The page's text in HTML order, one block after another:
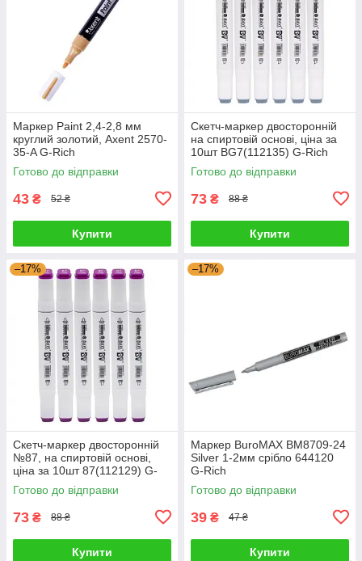
Маркер Paint 2,4-2,8 мм
круглий золотий, Axent 2570-
35-A G-Rich
Готово до відправки
43 ₴ 52 ₴
Купити
Скетч-маркер двосторонній
на спиртовій основі, ціна за
10шт BG7(112135) G-Rich
Готово до відправки
73 ₴ 88 ₴
Купити
–17%
Скетч-маркер двосторонній
№87, на спиртовій основі,
ціна за 10шт 87(112129) G-
Rich
Готово до відправки
73 ₴ 88 ₴
Купити
–17%
Маркер BuroMAX BM8709-24
Silver 1-2мм срібло 644120
G-Rich
Готово до відправки
39 ₴ 47 ₴
Купити